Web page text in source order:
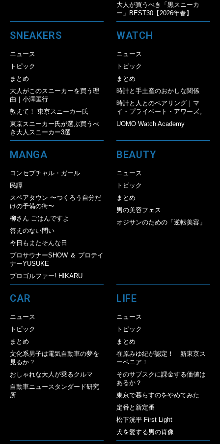
大人が買うべき「黒スニーカ
ー」BEST30【2026年春】
SNEAKERS
ニュース
トピック
まとめ
大人がこのスニーカーを買う理
由｜小澤匡行
教えて！ 東京スニーカー氏
東京スニーカー氏が選ぶ買うべ
き大人スニーカー3選
WATCH
ニュース
トピック
まとめ
時計と手土産のおかしな関係
時計と人とのペアリング｜マ
イ・プライベート・アワーズ。
UOMO Watch Academy
MANGA
コンセプチャル・ガール
民譚
スペアタウン 〜つくろう自分だ
けの予備の街〜
柳さん ごはんですよ
答えのない問い
今日もまたそんな日
プロサウナーSHOW ＆ プロテイ
ナーYUSUKE
プロゴルファー! HIKARU
BEAUTY
ニュース
トピック
まとめ
男の美容フェス
オジサンのための「逆転美容」
CAR
ニュース
トピック
まとめ
文化系男子は電気自動車の夢を
見るか？
おしゃれな大人が乗るクルマ
自動車ニュースタンダード研究
所
LIFE
ニュース
トピック
まとめ
在原みゆ紀が認定！ 新東京ス
ーベニア！
そのサブスクに課金する価値は
あるか？
東京で暮らすのをやめてみた
定番と新定番
松下洸平 First Light
犬を愛する男の肖像